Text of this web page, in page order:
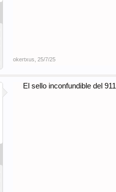
okertxus 25/7/25
El sello inconfundible del